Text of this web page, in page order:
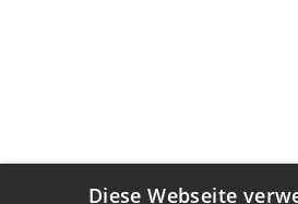
Diese Webseite